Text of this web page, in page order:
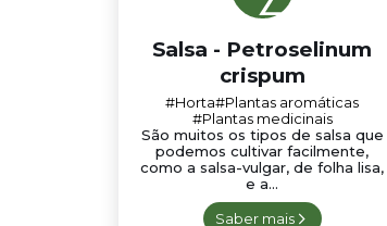
Salsa - Petroselinum
crispum
#Horta#Plantas aromáticas
#Plantas medicinais
São muitos os tipos de salsa que
podemos cultivar facilmente,
como a salsa-vulgar, de folha lisa,
e a...
Saber mais